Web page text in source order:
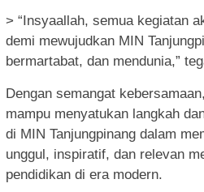
> “Insyaallah, semua kegiatan
demi mewujudkan MIN
bermartabat, dan mendunia,”
Dengan semangat
mampu menyatukan langkah
di MIN Tanjungpinang dalam
unggul, inspiratif, dan relevan
pendidikan di era modern.